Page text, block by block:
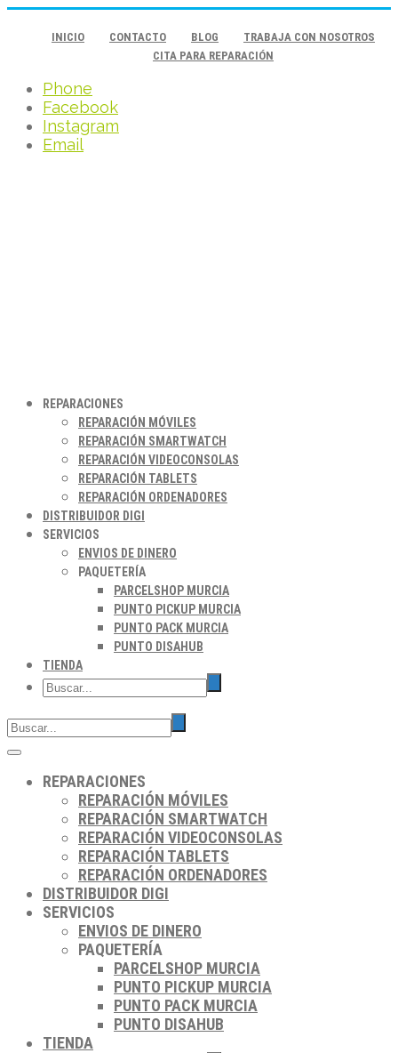
INICIO CONTACTO BLOG
TRABAJA CON NOSOTROS
CITA PARA REPARACIÓN
Phone
Facebook
Instagram
Email
REPARACIONES
REPARACIÓN MÓVILES
REPARACIÓN SMARTWATCH
REPARACIÓN VIDEOCONSOLAS
REPARACIÓN TABLETS
REPARACIÓN ORDENADORES
DISTRIBUIDOR DIGI
SERVICIOS
ENVIOS DE DINERO
PAQUETERÍA
PARCELSHOP MURCIA
PUNTO PICKUP MURCIA
PUNTO PACK MURCIA
PUNTO DISAHUB
TIENDA
REPARACIONES
REPARACIÓN MÓVILES
REPARACIÓN SMARTWATCH
REPARACIÓN VIDEOCONSOLAS
REPARACIÓN TABLETS
REPARACIÓN ORDENADORES
DISTRIBUIDOR DIGI
SERVICIOS
ENVIOS DE DINERO
PAQUETERÍA
PARCELSHOP MURCIA
PUNTO PICKUP MURCIA
PUNTO PACK MURCIA
PUNTO DISAHUB
TIENDA